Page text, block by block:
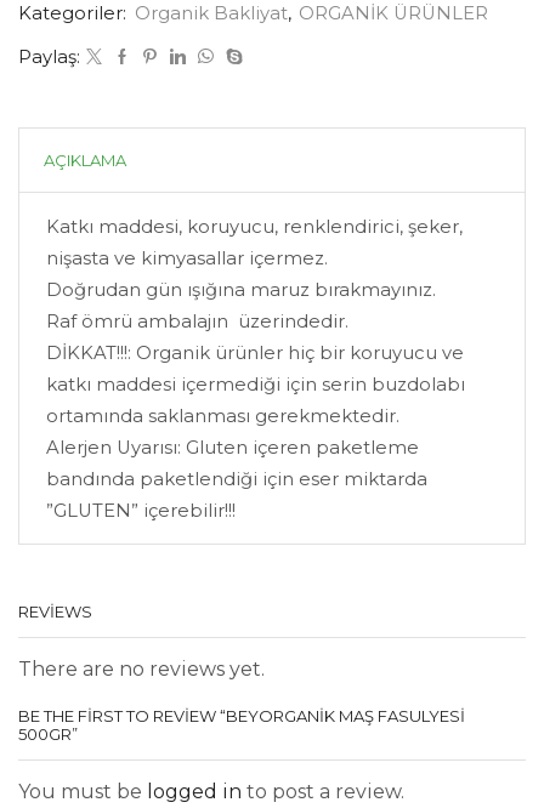
Kategoriler: Organik Bakliyat, ORGANİK ÜRÜNLER
Paylaş:
AÇIKLAMA
Katkı maddesi, koruyucu, renklendirici, şeker,
nişasta ve kimyasallar içermez.
Doğrudan gün ışığına maruz bırakmayınız.
Raf ömrü ambalajın üzerindedir.
DİKKAT!!!: Organik ürünler hiç bir koruyucu ve
katkı maddesi içermediği için serin buzdolabı
ortamında saklanması gerekmektedir.
Alerjen Uyarısı: Gluten içeren paketleme
bandında paketlendiği için eser miktarda
”GLUTEN” içerebilir!!!
REVIEWS
There are no reviews yet.
BE THE FIRST TO REVIEW “BEYORGANİK MAŞ FASULYESİ
500GR”
You must be logged in to post a review.